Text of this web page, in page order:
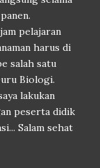
pelajaran
harus di
salah satu
Biologi.
lakukan
peserta didik
Salam sehat